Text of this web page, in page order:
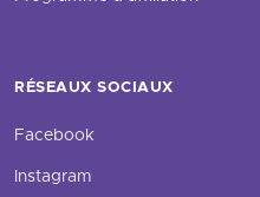
RÉSEAUX SOCIAUX
Facebook
Instagram